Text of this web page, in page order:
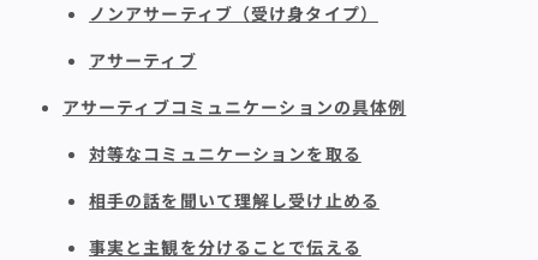
ノンアサーティブ（受け身タイプ）
アサーティブ
アサーティブコミュニケーションの具体例
対等なコミュニケーションを取る
相手の話を聞いて理解し受け止める
事実と主観を分けることで伝える